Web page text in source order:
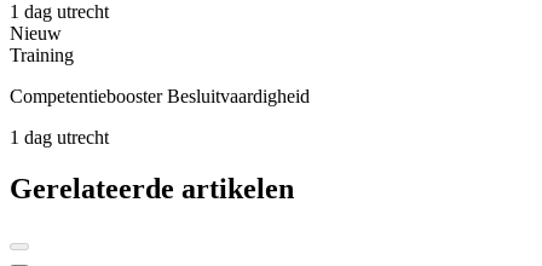
1 dag utrecht
Nieuw
Training
Competentiebooster Besluitvaardigheid
1 dag utrecht
Gerelateerde artikelen